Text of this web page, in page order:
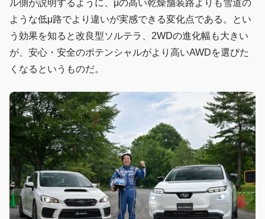
ル側が説明するように、μの高い乾燥舗装路よりも雪道の
ような低μ路でより違いが実感できる変化点である。とい
う効果を知ると改良型ソルテラ、2WDの進化幅も大きい
が、安心・安全のポテンシャルがより高いAWDを選びた
くなるというものだ。